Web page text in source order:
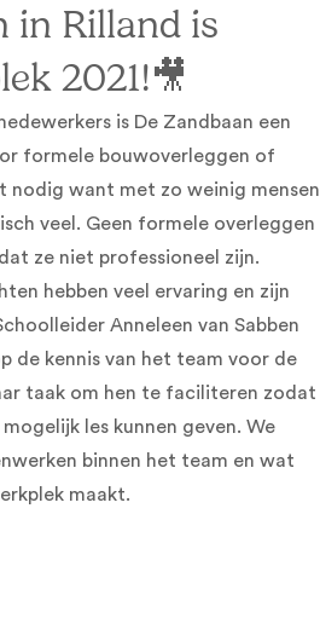
in Rilland is
2021!🎥
is De Zandbaan een
formele bouwoverleggen of
nodig want met zo weinig mensen
veel. Geen formele overleggen
ze niet professioneel zijn.
hebben veel ervaring en zijn
Anneleen van Sabben
de kennis van het team voor de
taak om hen te faciliteren zodat
les kunnen geven. We
binnen het team en wat
maakt.